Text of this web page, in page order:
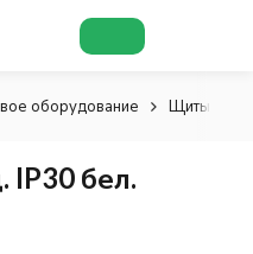
оборудование Щиты и
IP30 бел.